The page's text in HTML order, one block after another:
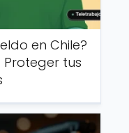
en Chile?
tus